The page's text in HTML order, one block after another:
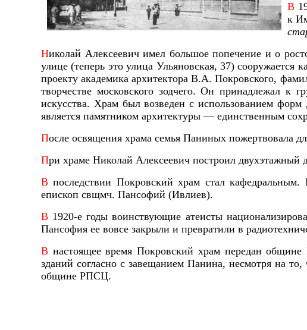
В
к
Николай Алексеевич имел большое попечение и о
улице (теперь это улица Ульяновская, 37)
проекту академика архитектора В.А. Покровского,
творчестве московского зодчего. Он принадлежал к
искусства. Храм был возведен с использованием форм
является памятником архитектуры — единственным
После освящения храма семья Паниных пожертвовала
При храме Николай Алексеевич построил
Впоследствии Покровский храм стал
епископ свщмч. Пансофий (Ивлиев).
В 1920-е годы воинствующие атеисты
Пансофия ее вовсе закрыли и превратили в
В настоящее время Покровский храм передан
зданий согласно с завещанием Панина, несмотря на
общине РПСЦ.